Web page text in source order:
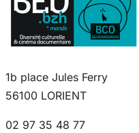
1b place Jules Ferry
56100 LORIENT
02 97 35 48 77